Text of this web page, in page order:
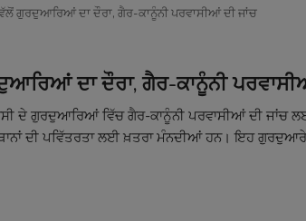
ਗੁਰਦੁਆਰਿਆਂ ਦਾ ਦੌਰਾ, ਗੈਰ-ਕਾਨੂੰਨੀ ਪਰਵਾਸੀਆਂ ਦੀ ਜਾਂਚ
ਦਾ ਦੌਰਾ, ਗੈਰ-ਕਾਨੂੰਨੀ
ਦੇ ਗੁਰਦੁਆਰਿਆਂ ਵਿੱਚ ਗੈਰ-ਕਾਨੂੰਨੀ ਪਰਵਾਸੀਆਂ ਦੀ ਜਾਂਚ
ਦੀ ਪਵਿੱਤਰਤਾ ਲਈ ਖ਼ਤਰਾ ਮੰਨਦੀਆਂ ਹਨ। ਇਹ ਗੁਰਦੁਆਰੇ